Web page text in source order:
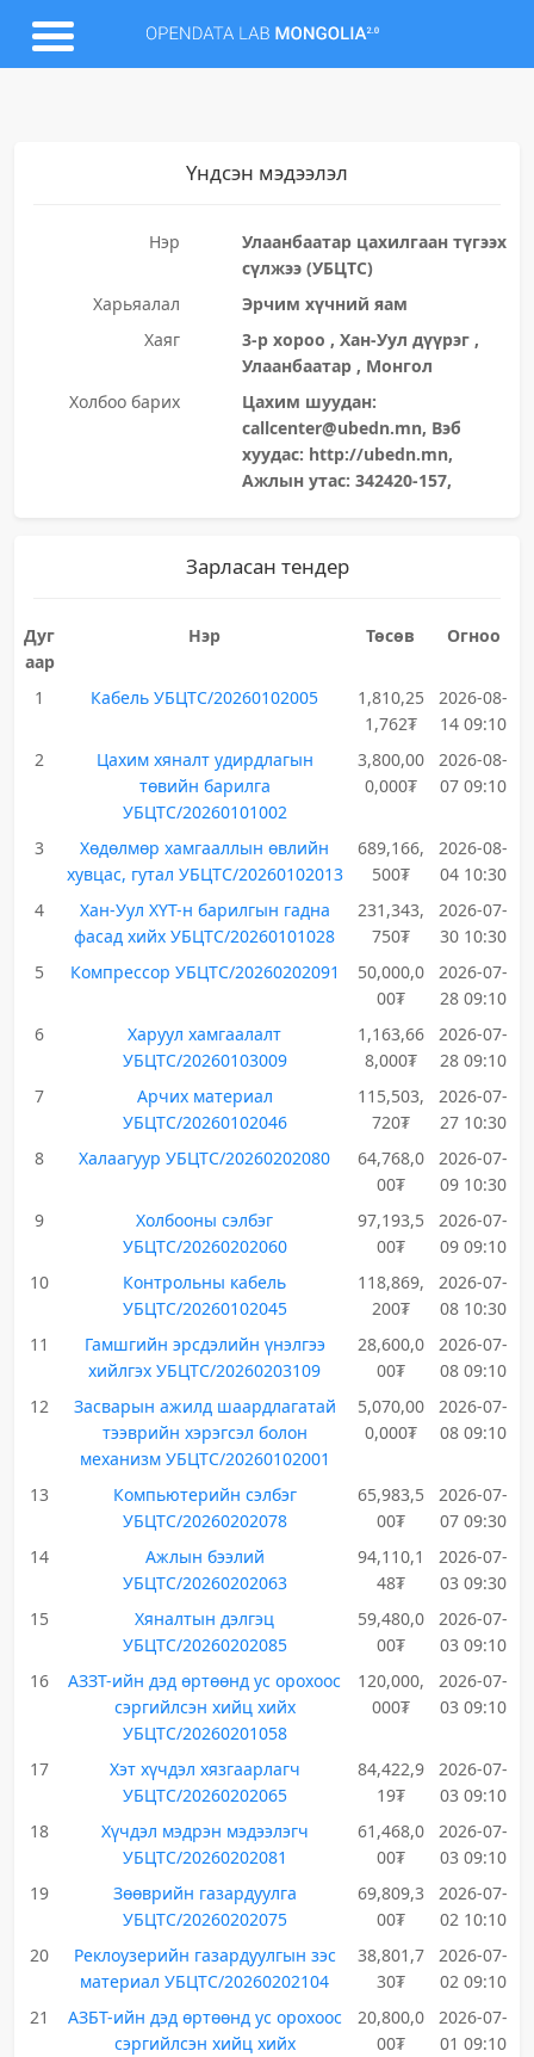
Үндсэн мэдээлэл
Нэр
Улаанбаатар цахилгаан түгээх
сүлжээ (УБЦТС)
Харьяалал
Эрчим хүчний яам
Хаяг
3-р хороо , Хан-Уул дүүрэг ,
Улаанбаатар , Монгол
Холбоо барих
Цахим шуудан:
callcenter@ubedn.mn, Вэб
хуудас: http://ubedn.mn,
Ажлын утас: 342420-157,
Зарласан тендер
Дуг
аар
Нэр Төсөв Огноо
1 Кабель УБЦТС/20260102005
1,810,25
1,762₮
2026-08-
14 09:10
2
Цахим хяналт удирдлагын
төвийн барилга
УБЦТС/20260101002
3,800,00
0,000₮
2026-08-
07 09:10
3
Хөдөлмөр хамгааллын өвлийн
хувцас, гутал УБЦТС/20260102013
689,166,
500₮
2026-08-
04 10:30
4
Хан-Уул ХҮТ-н барилгын гадна
фасад хийх УБЦТС/20260101028
231,343,
750₮
2026-07-
30 10:30
5
Компрессор УБЦТС/20260202091
50,000,0
00₮
2026-07-
28 09:10
6
Харуул хамгаалалт
УБЦТС/20260103009
1,163,66
8,000₮
2026-07-
28 09:10
7
Арчих материал
УБЦТС/20260102046
115,503,
720₮
2026-07-
27 10:30
8
Халаагуур УБЦТС/20260202080
64,768,0
00₮
2026-07-
09 10:30
9
Холбооны сэлбэг
УБЦТС/20260202060
97,193,5
00₮
2026-07-
09 09:10
10
Контрольны кабель
УБЦТС/20260102045
118,869,
200₮
2026-07-
08 10:30
11
Гамшгийн эрсдэлийн үнэлгээ
хийлгэх УБЦТС/20260203109
28,600,0
00₮
2026-07-
08 09:10
12
Засварын ажилд шаардлагатай
тээврийн хэрэгсэл болон
механизм УБЦТС/20260102001
5,070,00
0,000₮
2026-07-
08 09:10
13
Компьютерийн сэлбэг
УБЦТС/20260202078
65,983,5
00₮
2026-07-
07 09:30
14
Ажлын бээлий
УБЦТС/20260202063
94,110,1
48₮
2026-07-
03 09:30
15
Хяналтын дэлгэц
УБЦТС/20260202085
59,480,0
00₮
2026-07-
03 09:10
16
АЗЗТ-ийн дэд өртөөнд ус орохоос
сэргийлсэн хийц хийх
УБЦТС/20260201058
120,000,
000₮
2026-07-
03 09:10
17
Хэт хүчдэл хязгаарлагч
УБЦТС/20260202065
84,422,9
19₮
2026-07-
03 09:10
18
Хүчдэл мэдрэн мэдээлэгч
УБЦТС/20260202081
61,468,0
00₮
2026-07-
03 09:10
19
Зөөврийн газардуулга
УБЦТС/20260202075
69,809,3
00₮
2026-07-
02 10:10
20
Реклоузерийн газардуулгын зэс
материал УБЦТС/20260202104
38,801,7
30₮
2026-07-
02 09:10
21
АЗБТ-ийн дэд өртөөнд ус орохоос
сэргийлсэн хийц хийх
20,800,0
00₮
2026-07-
01 09:10